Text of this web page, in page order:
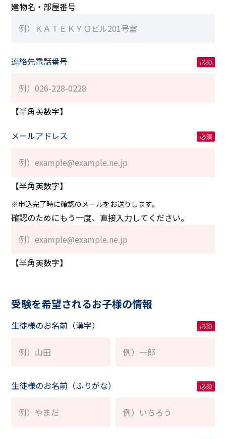
建物名・部屋番号
連絡先電話番号
【半角英数字】
メールアドレス
【半角英数字】
※申込完了時に確認のメールをお送りします。
確認のためにもう一度、直接入力してください。
【半角英数字】
受験を希望されるお子様の情報
生徒様のお名前（漢字）
生徒様のお名前（ふりがな）